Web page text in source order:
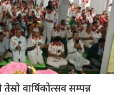
वार्षिकोत्सव सम्पन्न